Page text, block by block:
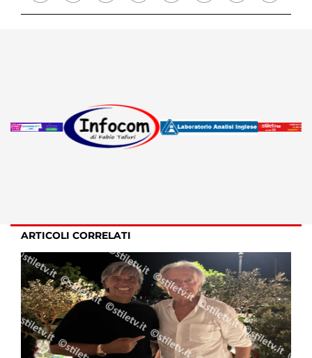
ARTICOLI CORRELATI